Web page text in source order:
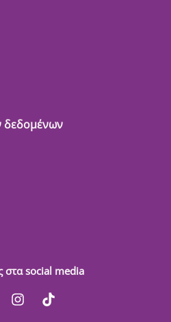
δεδομένων
στα social media